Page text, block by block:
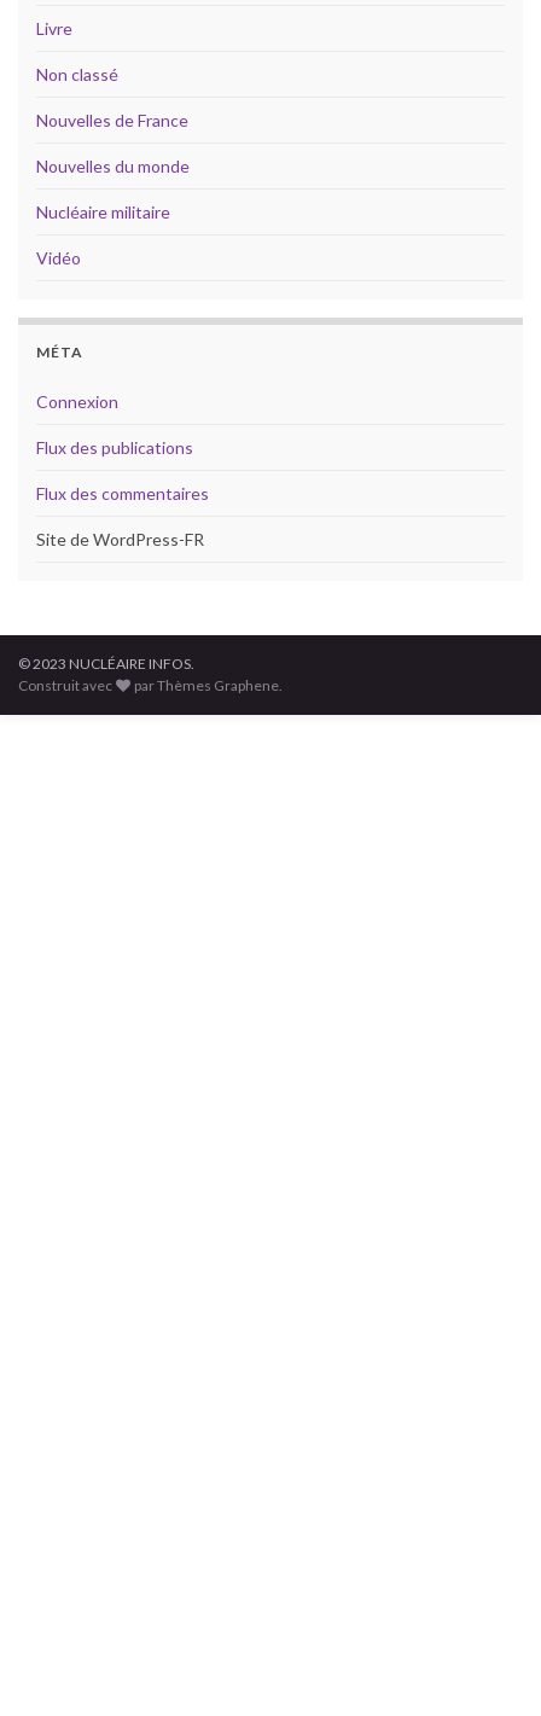
Livre
Non classé
Nouvelles de France
Nouvelles du monde
Nucléaire militaire
Vidéo
MÉTA
Connexion
Flux des publications
Flux des commentaires
Site de WordPress-FR
© 2023 NUCLÉAIRE INFOS.
Construit avec
par Thèmes Graphene.